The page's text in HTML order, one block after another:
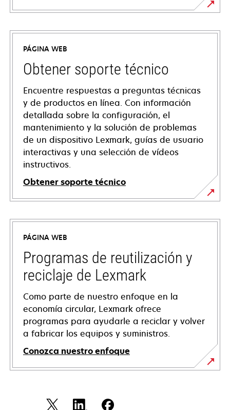
PÁGINA WEB
Obtener soporte técnico
Encuentre respuestas a preguntas técnicas
y de productos en línea. Con información
detallada sobre la configuración, el
mantenimiento y la solución de problemas
de un dispositivo Lexmark, guías de usuario
interactivas y una selección de vídeos
instructivos.
Obtener soporte técnico
se
abre
una
pestaña
nueva
PÁGINA WEB
Programas de reutilización y
reciclaje de Lexmark
Como parte de nuestro enfoque en la
economía circular, Lexmark ofrece
programas para ayudarle a reciclar y volver
a fabricar los equipos y suministros.
Conozca nuestro enfoque